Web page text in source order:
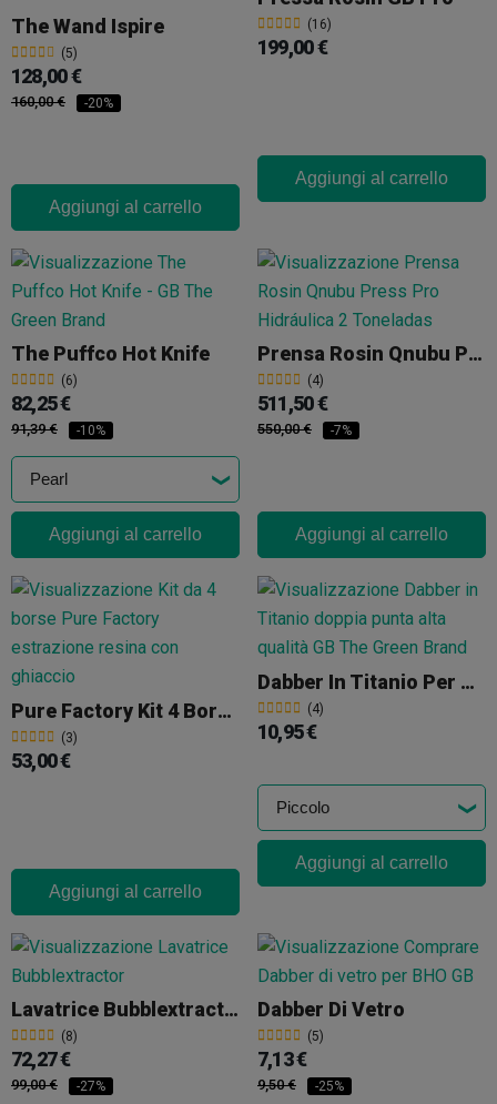
The Wand Ispire
(5)
128,00 €
160,00 € -20%
Aggiungi al carrello
(16)
199,00 €
Aggiungi al carrello
The Puffco Hot Knife
(6)
82,25 €
91,39 € -10%
Aggiungi al carrello
Prensa Rosin Qnubu Press Pro Hidráulica 2 Toneladas
(4)
511,50 €
550,00 € -7%
Aggiungi al carrello
Pure Factory Kit 4 Borse (Estrazione Con Ghiaccio)
(3)
53,00 €
Aggiungi al carrello
Dabber In Titanio Per BHO
(4)
10,95 €
Aggiungi al carrello
Lavatrice Bubblextractor
(8)
72,27 €
99,00 € -27%
Dabber Di Vetro
(5)
7,13 €
9,50 € -25%